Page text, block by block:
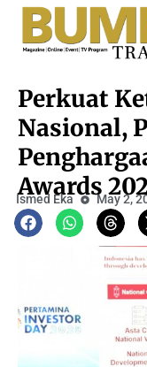
Perkuat
Nasional,
Awards
Ismed Eka May 2,